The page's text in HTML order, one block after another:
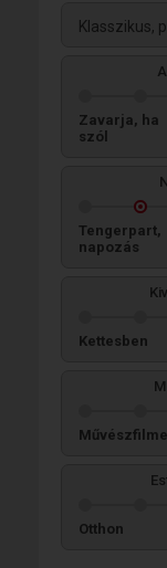
Klasszikus,
Zavarja, ha
szól
Tengerpart,
napozás
Kettesben
Otthon